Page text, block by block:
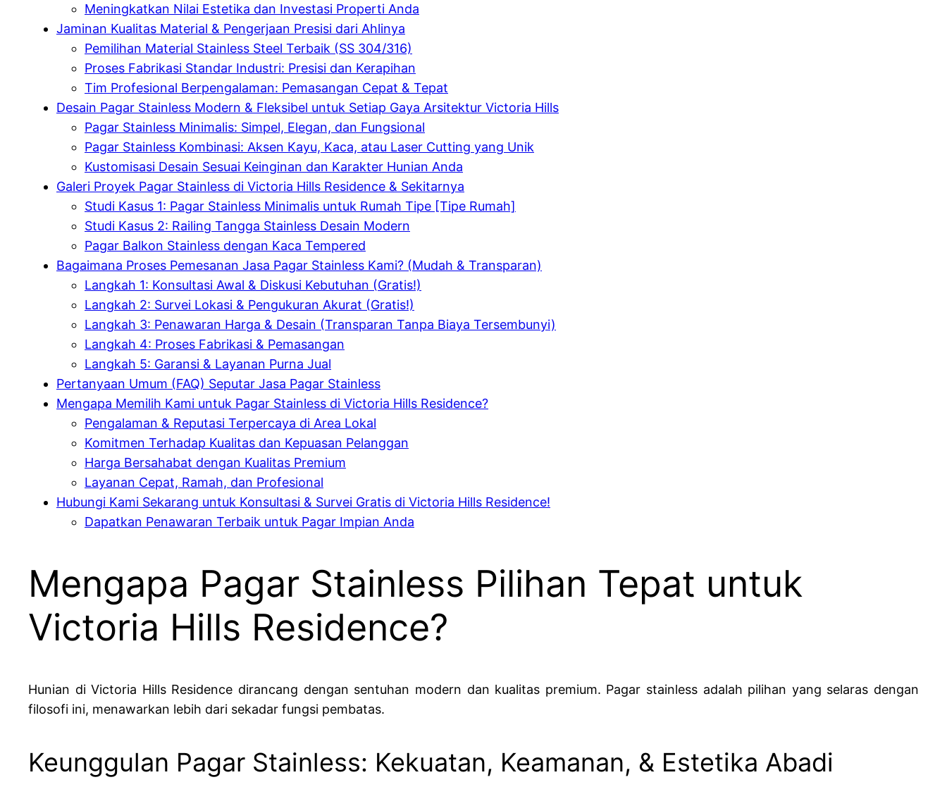
Meningkatkan Nilai Estetika dan Investasi Properti Anda
Jaminan Kualitas Material & Pengerjaan Presisi dari Ahlinya
Pemilihan Material Stainless Steel Terbaik (SS 304/316)
Proses Fabrikasi Standar Industri: Presisi dan Kerapihan
Tim Profesional Berpengalaman: Pemasangan Cepat & Tepat
Desain Pagar Stainless Modern & Fleksibel untuk Setiap Gaya Arsitektur Victoria Hills
Pagar Stainless Minimalis: Simpel, Elegan, dan Fungsional
Pagar Stainless Kombinasi: Aksen Kayu, Kaca, atau Laser Cutting yang Unik
Kustomisasi Desain Sesuai Keinginan dan Karakter Hunian Anda
Galeri Proyek Pagar Stainless di Victoria Hills Residence & Sekitarnya
Studi Kasus 1: Pagar Stainless Minimalis untuk Rumah Tipe [Tipe Rumah]
Studi Kasus 2: Railing Tangga Stainless Desain Modern
Pagar Balkon Stainless dengan Kaca Tempered
Bagaimana Proses Pemesanan Jasa Pagar Stainless Kami? (Mudah & Transparan)
Langkah 1: Konsultasi Awal & Diskusi Kebutuhan (Gratis!)
Langkah 2: Survei Lokasi & Pengukuran Akurat (Gratis!)
Langkah 3: Penawaran Harga & Desain (Transparan Tanpa Biaya Tersembunyi)
Langkah 4: Proses Fabrikasi & Pemasangan
Langkah 5: Garansi & Layanan Purna Jual
Pertanyaan Umum (FAQ) Seputar Jasa Pagar Stainless
Mengapa Memilih Kami untuk Pagar Stainless di Victoria Hills Residence?
Pengalaman & Reputasi Terpercaya di Area Lokal
Komitmen Terhadap Kualitas dan Kepuasan Pelanggan
Harga Bersahabat dengan Kualitas Premium
Layanan Cepat, Ramah, dan Profesional
Hubungi Kami Sekarang untuk Konsultasi & Survei Gratis di Victoria Hills Residence!
Dapatkan Penawaran Terbaik untuk Pagar Impian Anda
Mengapa Pagar Stainless Pilihan Tepat untuk
Victoria Hills Residence?
Hunian di Victoria Hills Residence dirancang dengan sentuhan modern dan kualitas premium. Pagar stainless adalah pilihan yang selaras dengan
filosofi ini, menawarkan lebih dari sekadar fungsi pembatas.
Keunggulan Pagar Stainless: Kekuatan, Keamanan, & Estetika Abadi